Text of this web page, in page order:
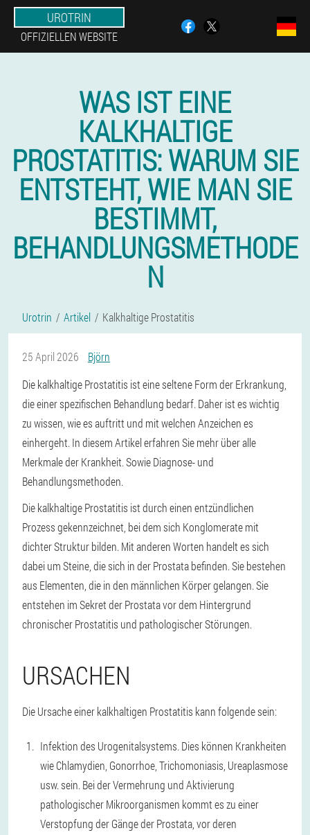
UROTRIN
OFFIZIELLEN WEBSITE
WAS IST EINE
KALKHALTIGE
PROSTATITIS: WARUM SIE
ENTSTEHT, WIE MAN SIE
BESTIMMT,
BEHANDLUNGSMETHODE
N
Urotrin Artikel Kalkhaltige Prostatitis
25 April 2026
Björn
Die kalkhaltige Prostatitis ist eine seltene Form der Erkrankung,
die einer spezifischen Behandlung bedarf. Daher ist es wichtig
zu wissen, wie es auftritt und mit welchen Anzeichen es
einhergeht. In diesem Artikel erfahren Sie mehr über alle
Merkmale der Krankheit. Sowie Diagnose- und
Behandlungsmethoden.
Die kalkhaltige Prostatitis ist durch einen entzündlichen
Prozess gekennzeichnet, bei dem sich Konglomerate mit
dichter Struktur bilden. Mit anderen Worten handelt es sich
dabei um Steine, die sich in der Prostata befinden. Sie bestehen
aus Elementen, die in den männlichen Körper gelangen. Sie
entstehen im Sekret der Prostata vor dem Hintergrund
chronischer Prostatitis und pathologischer Störungen.
URSACHEN
Die Ursache einer kalkhaltigen Prostatitis kann folgende sein:
Infektion des Urogenitalsystems. Dies können Krankheiten
wie Chlamydien, Gonorrhoe, Trichomoniasis, Ureaplasmose
usw. sein. Bei der Vermehrung und Aktivierung
pathologischer Mikroorganismen kommt es zu einer
Verstopfung der Gänge der Prostata, vor deren